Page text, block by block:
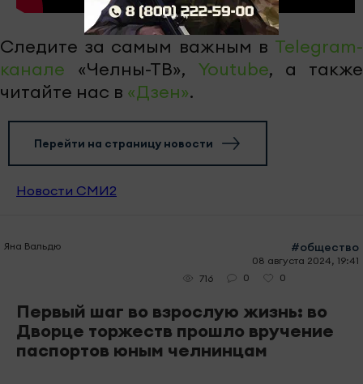
Следите за самым важным в Telegram-
канале «Челны-ТВ», Youtube, а также
читайте нас в «Дзен».
Перейти на страницу новости
Новости СМИ2
Яна Вальдю #общество
08 августа 2024, 19:41
716
0 0
Первый шаг во взрослую жизнь: во
Дворце торжеств прошло вручение
паспортов юным челнинцам